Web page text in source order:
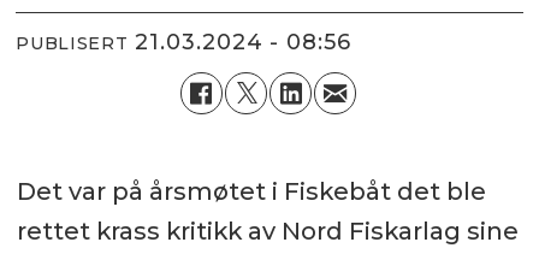
PUBLISERT 21.03.2024 - 08:56
Det var på årsmøtet i Fiskebåt det ble
rettet krass kritikk av Nord Fiskarlag sine